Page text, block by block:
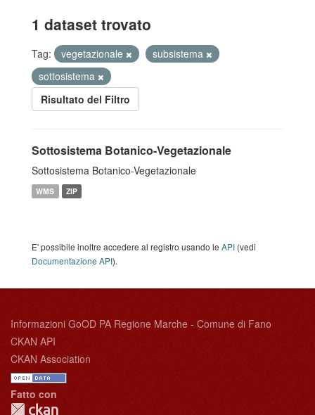
1 dataset trovato
Tag: vegetazionale
subsistema
sottosistema
Risultato del Filtro
Sottosistema Botanico-Vegetazionale
Sottosistema Botanico-Vegetazionale
WMS ZIP
E' possibile inoltre accedere al registro usando le API (vedi
Documentazione API).
Informazioni GoOD PA Regione Marche - Comune di Fano
CKAN API
CKAN Association
Fatto con